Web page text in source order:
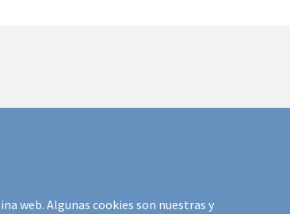
web. Algunas cookies son nuestras y